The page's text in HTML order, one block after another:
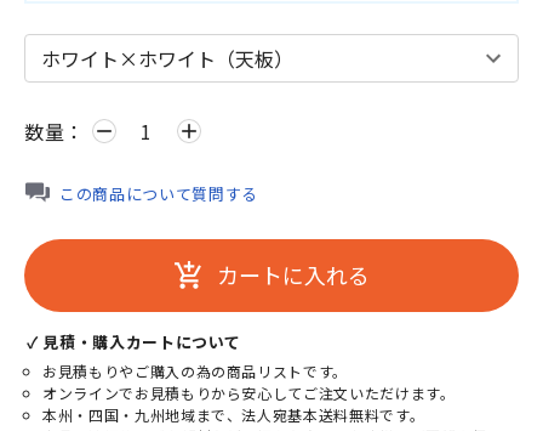
数量： remove add
この商品について質問する
add_shopping_cart カートに入れる
✓ 見積・購入カートについて
お見積もりやご購入の為の商品リストです。
オンラインでお見積もりから安心してご注文いただけます。
本州・四国・九州地域まで、法人宛基本送料無料です。